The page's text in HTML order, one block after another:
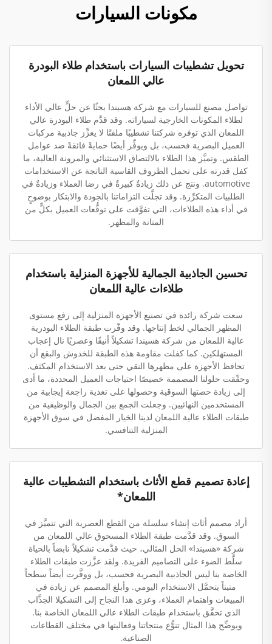
مكونات السيارات
تحويل تشطيبات السيارات باستخدام طلاء البودرة
عالي اللمعان
تواصل مصنع للسيارات مع شركة هسيندا بحثًا عن حلٍّ عالي الأداء
لطلاء المكونات الخارجية لسياراته. وقد قدَّم طلاء البودرة عالي
اللمعان الذي توفره شركتنا تشطيبًا ملفتًا لا يعزِّز جاذبية مركبات
العميل البصرية فحسب، بل ويوفِّر أيضًا حمايةً فائقةً ضد عوامل
الطقس. وتميَّز هذا الطلاء بالالتصاق الاستثنائي والمرونة العالية، ما
كفل قدرته على تحمل الظروف القاسية الناتجة عن الاستخدامات
automotive. ونتج عن ذلك زيادةٌ كبيرةٌ في رضا العملاء وزيادةٌ في
الطلبيات المتكرِّرة. وقد تجلَّت التزاماتنا بالجودة والابتكار بوضوحٍ
في أداء هذه الطلاءات، التي تفوَّقت على توقُّعات العميل بكلٍّ من
المتانة والمظهر.
تحسين الجاذبية الجمالية للأجهزة المنزلية باستخدام
طلاءات عالية اللمعان
سعت شركة رائدة في تصنيع الأجهزة المنزلية إلى رفع مستوى
المظهر الجمالي لخط إنتاجها. وقد وفّرت طبقة الطلاء البودرية
عالية اللمعان من شركة هسيندا تشكيلاً أنيقًا وعصريًا نال إعجاب
المستهلكين. كما كفلت مقاومة هذه الطبقة للخدوش والبقع أن
تحافظ الأجهزة على مظهرها النقي حتى بعد الاستخدام المكثف.
وحقّقت حلولنا المصممة خصيصًا احتياجات العميل المحددة، ما أدى
إلى زيادة حصتها السوقية وحصولها على تغذية راجعة إيجابية من
المستخدمين النهائيين. وجعلت الجمع بين الجمال والوظيفية من
طبقات الطلاء عالية اللمعان لدينا الخيار المفضل في سوق الأجهزة
المنزلية التنافسي.
إعادة تصميم قطع الأثاث باستخدام التشطيبات عالية
اللمعان*
أراد مصمم أثاث إنشاء سلسلة من القطع العصرية التي تتميَّز في
السوق. وقد قدَّمت طبقة الطلاء المسحوق عالي اللمعان من
شركة «هسيندا» الحل المثالي، حيث قدَّمت تشكيلاً نابضاً بالحياة
سلَّط الضوء على التصاميم الفريدة. ولقد عزَّزت طبقات الطلاء
الخاصة بنا ليس الجاذبية البصرية فحسب، بل ووفَّرت أيضاً سطحاً
متيناً يتحمَّل الاستخدام اليومي. وأبلغ المصمم عن زيادة في
المبيعات واهتمام العملاء، وعزى هذا النجاح إلى التشكيلا الجذَّاب
الذي تحقَّق باستخدام طبقات الطلاء عالي اللمعان الخاصة بنا.
ويوضِّح هذا المثال تنوُّع منتجاتنا وفعاليتها في مختلف القطاعات
الصناعية.